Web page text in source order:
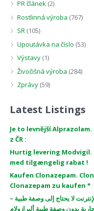
PR článek (2)
Rostlinná výroba (767)
SR (105)
Upoutávka na číslo (53)
Výstavy (1)
Živočišná výroba (284)
Zprávy (59)
Latest Listings
Je to levnější
z ČR :
Hurtig levering Modvigil.
med tilgængelig rabat !
Kaufen Clonazepam.
Clonazepam zu kaufen *
لا يحتاج إلى وصفة طبية –